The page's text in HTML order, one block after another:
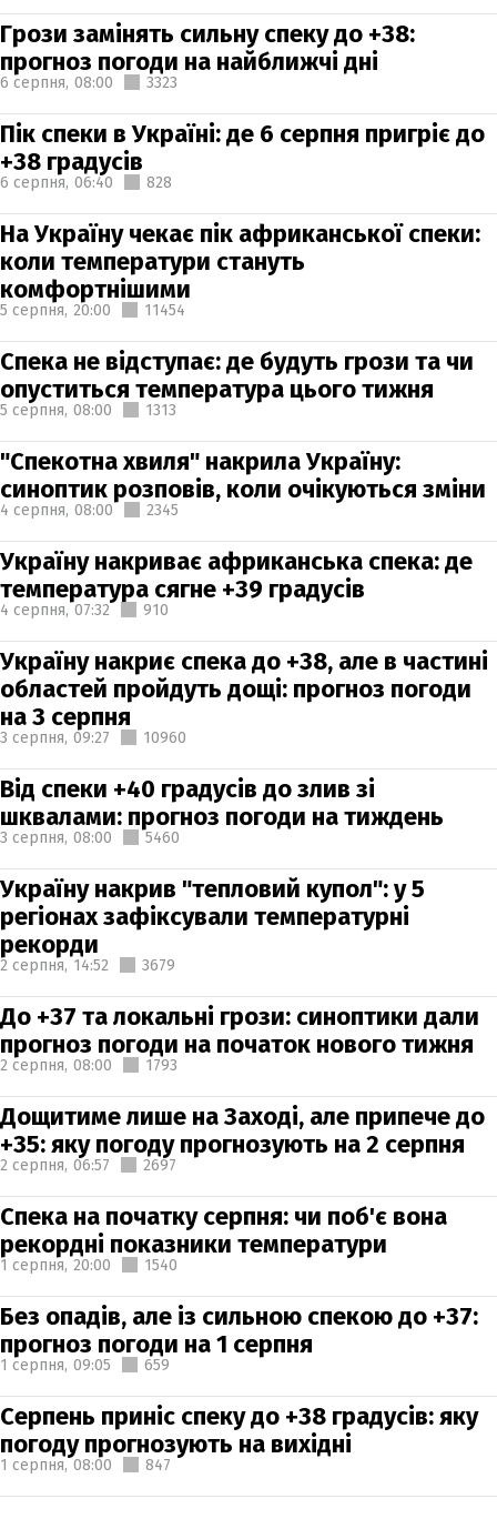
Грози замінять сильну спеку до +38:
прогноз погоди на найближчі дні
6 серпня, 08:00 3323
Пік спеки в Україні: де 6 серпня пригріє до
+38 градусів
6 серпня, 06:40 828
На Україну чекає пік африканської спеки:
коли температури стануть
комфортнішими
5 серпня, 20:00 11454
Спека не відступає: де будуть грози та чи
опуститься температура цього тижня
5 серпня, 08:00 1313
"Спекотна хвиля" накрила Україну:
синоптик розповів, коли очікуються зміни
4 серпня, 08:00 2345
Україну накриває африканська спека: де
температура сягне +39 градусів
4 серпня, 07:32 910
Україну накриє спека до +38, але в частині
областей пройдуть дощі: прогноз погоди
на 3 серпня
3 серпня, 09:27 10960
Від спеки +40 градусів до злив зі
шквалами: прогноз погоди на тиждень
3 серпня, 08:00 5460
Україну накрив "тепловий купол": у 5
регіонах зафіксували температурні
рекорди
2 серпня, 14:52 3679
До +37 та локальні грози: синоптики дали
прогноз погоди на початок нового тижня
2 серпня, 08:00 1793
Дощитиме лише на Заході, але припече до
+35: яку погоду прогнозують на 2 серпня
2 серпня, 06:57 2697
Спека на початку серпня: чи поб'є вона
рекордні показники температури
1 серпня, 20:00 1540
Без опадів, але із сильною спекою до +37:
прогноз погоди на 1 серпня
1 серпня, 09:05 659
Серпень приніс спеку до +38 градусів: яку
погоду прогнозують на вихідні
1 серпня, 08:00 847